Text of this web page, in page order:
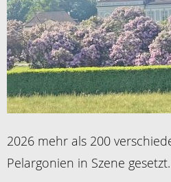
2026 mehr als 200
Pelargonien in Szene gesetzt.